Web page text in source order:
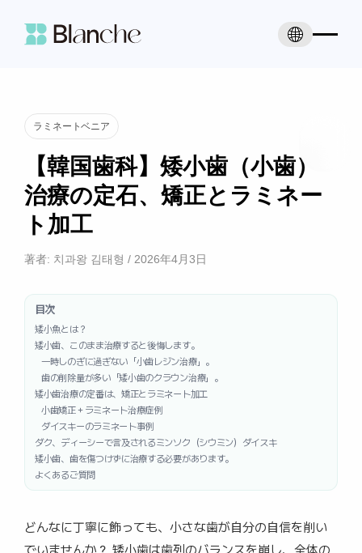
ラミネートベニア
【韓国歯科】矮小歯（小歯）
治療の定石、矯正とラミネー
ト加工
著者: 치과왕 김태형 / 2026年4月3日
目次
矮小魚とは？
矮小歯、このまま治療すると後悔します。
一時しのぎに過ぎない「小歯レジン治療」。
歯の削除量が多い「矮小歯のクラウン治療」。
矮小歯治療の定番は、矯正とラミネート加工
小歯矯正＋ラミネート治療症例
ダイスキーのラミネート事例
ダク、ディーシーで言及されるミンソク（シウミン）ダイスキ
矮小歯、歯を傷つけずに治療する必要があります。
よくあるご質問
どんなに丁寧に飾っても、小さな歯が自分の自信を削い